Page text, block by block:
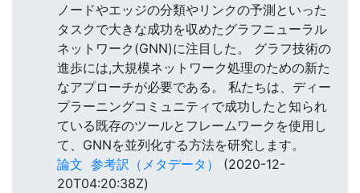
ノードやエッジの分類やリンクの予測といった
タスクで大きな成功を収めたグラフニューラル
ネットワーク(GNN)に注目した。 グラフ技術の
進歩には,大規模ネットワーク処理のための新た
なアプローチが必要である。 私たちは、ディー
プラーニングコミュニティで成功したと知られ
ている既存のツールとフレームワークを使用し
て、GNNを並列化する方法を研究します。
論文 参考訳（メタデータ）
(2020-12-
20T04:20:38Z)